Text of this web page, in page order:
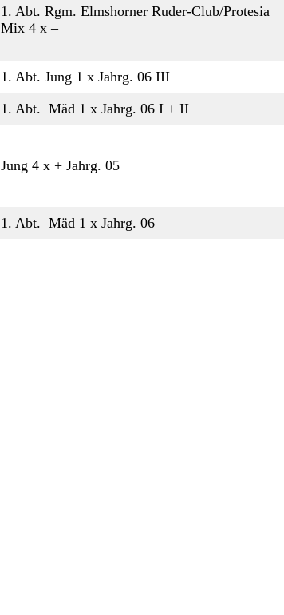
1. Abt. Rgm. Elmshorner Ruder-Club/Protesia
Mix 4 x –
1. Abt. Jung 1 x Jahrg. 06 III
1. Abt. Mäd 1 x Jahrg. 06 I + II
Jung 4 x + Jahrg. 05
1. Abt. Mäd 1 x Jahrg. 06